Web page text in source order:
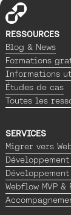
RESSOURCES
Blog & News
Formations
Informations
Études de cas
Toutes les
SERVICES
Migrer vers
Webflow MVP